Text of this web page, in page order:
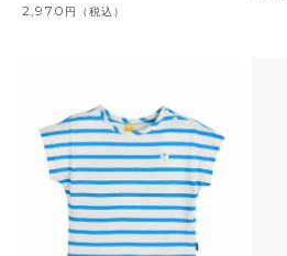
2,970 円 （税込）